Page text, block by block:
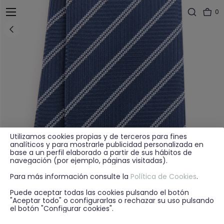
0
Utilizamos cookies propias y de terceros para fines
analíticos y para mostrarle publicidad personalizada en
base a un perfil elaborado a partir de sus hábitos de
navegación (por ejemplo, páginas visitadas).
Para más información consulte la Política de Cookies.
Puede aceptar todas las cookies pulsando el botón
"Aceptar todo" o configurarlas o rechazar su uso pulsando
el botón "Configurar cookies".